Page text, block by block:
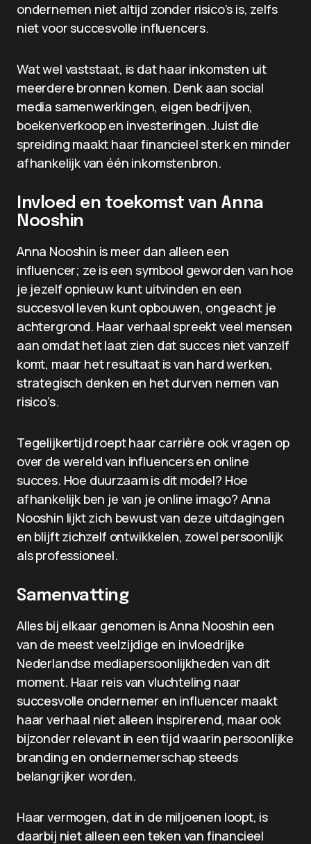
ondernemen niet altijd zonder risico’s is, zelfs
niet voor succesvolle influencers.
Wat wel vaststaat, is dat haar inkomsten uit
meerdere bronnen komen. Denk aan social
media samenwerkingen, eigen bedrijven,
boekenverkoop en investeringen. Juist die
spreiding maakt haar financieel sterk en minder
afhankelijk van één inkomstenbron.
Invloed en toekomst van Anna
Nooshin
Anna Nooshin is meer dan alleen een
influencer; ze is een symbool geworden van hoe
je jezelf opnieuw kunt uitvinden en een
succesvol leven kunt opbouwen, ongeacht je
achtergrond. Haar verhaal spreekt veel mensen
aan omdat het laat zien dat succes niet vanzelf
komt, maar het resultaat is van hard werken,
strategisch denken en het durven nemen van
risico’s.
Tegelijkertijd roept haar carrière ook vragen op
over de wereld van influencers en online
succes. Hoe duurzaam is dit model? Hoe
afhankelijk ben je van je online imago? Anna
Nooshin lijkt zich bewust van deze uitdagingen
en blijft zichzelf ontwikkelen, zowel persoonlijk
als professioneel.
Samenvatting
Alles bij elkaar genomen is Anna Nooshin een
van de meest veelzijdige en invloedrijke
Nederlandse mediapersoonlijkheden van dit
moment. Haar reis van vluchteling naar
succesvolle ondernemer en influencer maakt
haar verhaal niet alleen inspirerend, maar ook
bijzonder relevant in een tijd waarin persoonlijke
branding en ondernemerschap steeds
belangrijker worden.
Haar vermogen, dat in de miljoenen loopt, is
daarbij niet alleen een teken van financieel